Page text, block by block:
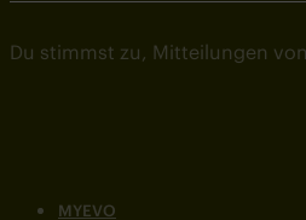
MYEVO
Du stimmst zu, Mitteilungen